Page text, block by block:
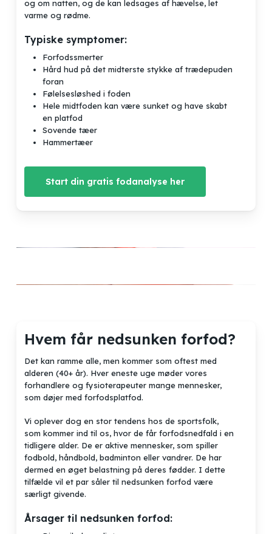
og om natten, og de kan ledsages af hævelse, let
varme og rødme.
Typiske symptomer:
Forfodssmerter
Hård hud på det midterste stykke af trædepuden
foran
Følelsesløshed i foden
Hele midtfoden kan være sunket og have skabt
en platfod
Sovende tæer
Hammertæer
Start din gratis fodanalyse her
Hvem får nedsunken forfod?
Det kan ramme alle, men kommer som oftest med
alderen (40+ år). Hver eneste uge møder vores
forhandlere og fysioterapeuter mange mennesker,
som døjer med forfodsplatfod.
Vi oplever dog en stor tendens hos de sportsfolk,
som kommer ind til os, hvor de får forfodsnedfald i en
tidligere alder. De er aktive mennesker, som spiller
fodbold, håndbold, badminton eller vandrer. De har
dermed en øget belastning på deres fødder. I dette
tilfælde vil et par såler til nedsunken forfod være
særligt givende.
Årsager til nedsunken forfod: